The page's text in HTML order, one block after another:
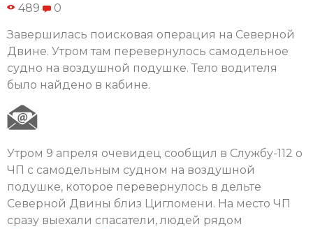
489 0
Завершилась поисковая операция на Северной
Двине. Утром там перевернулось самодельное
судно на воздушной подушке. Тело водителя
было найдено в кабине.
Утром 9 апреля очевидец сообщил в Службу-112 о
ЧП с самодельным судном на воздушной
подушке, которое перевернулось в дельте
Северной Двины близ Цигломени. На место ЧП
сразу выехали спасатели, людей рядом